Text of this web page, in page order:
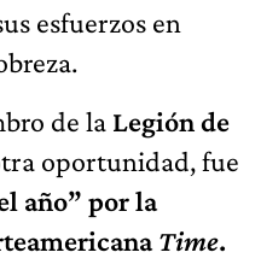
esfuerzos en
de la Legión de
oportunidad, fue
año” por la
Time.